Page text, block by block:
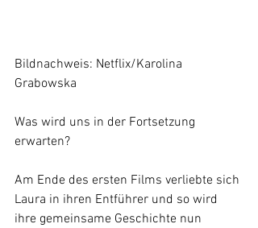
Bildnachweis: Netflix/Karolina
Grabowska
Was wird uns in der Fortsetzung
erwarten?
Am Ende des ersten Films verliebte sich
Laura in ihren Entführer und so wird
ihre gemeinsame Geschichte nun